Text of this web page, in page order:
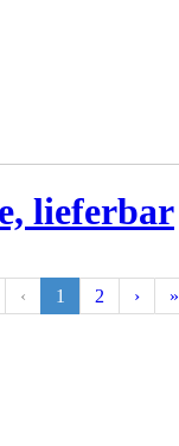
lieferbar
‹ 1 2 › »